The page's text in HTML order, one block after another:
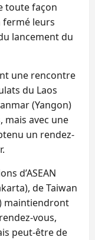
toute façon
fermé leurs
lancement du
une rencontre
du Laos
(Yangon)
mais avec une
un rendez-
d’ASEAN
de Taiwan
maintiendront
vous,
peut-être de